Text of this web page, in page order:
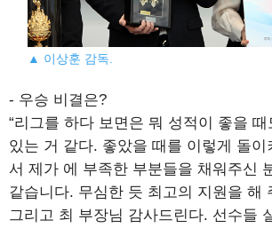
▲ 이상훈 감독.
- 우승 비결은?
“리그를 하다 보면은 뭐 성적이 좋을
있는 거 같다. 좋았을 때를 이렇게 돌이
서 제가 에 부족한 부분들을 채워주신
같습니다. 무심한 듯 최고의 지원을 해
그리고 최 부장님 감사드린다. 선수들